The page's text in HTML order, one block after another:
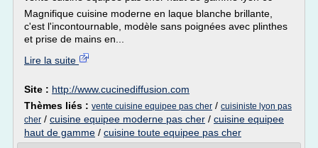
Magnifique cuisine moderne en laque blanche brillante,
c'est l'incontournable, modèle sans poignées avec plinthes
et prise de mains en...
Lire la suite
Site : http://www.cucinediffusion.com
Thèmes liés : vente cuisine equipee pas cher / cuisiniste lyon pas
cher / cuisine equipee moderne pas cher / cuisine equipee
haut de gamme / cuisine toute equipee pas cher